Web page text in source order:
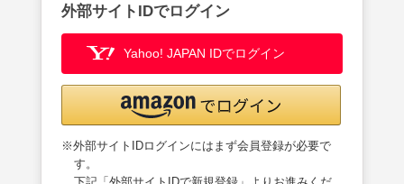
外部サイトIDでログイン
Yahoo! JAPAN IDでログイン
※外部サイトIDログインにはまず会員登録が必要で
す。